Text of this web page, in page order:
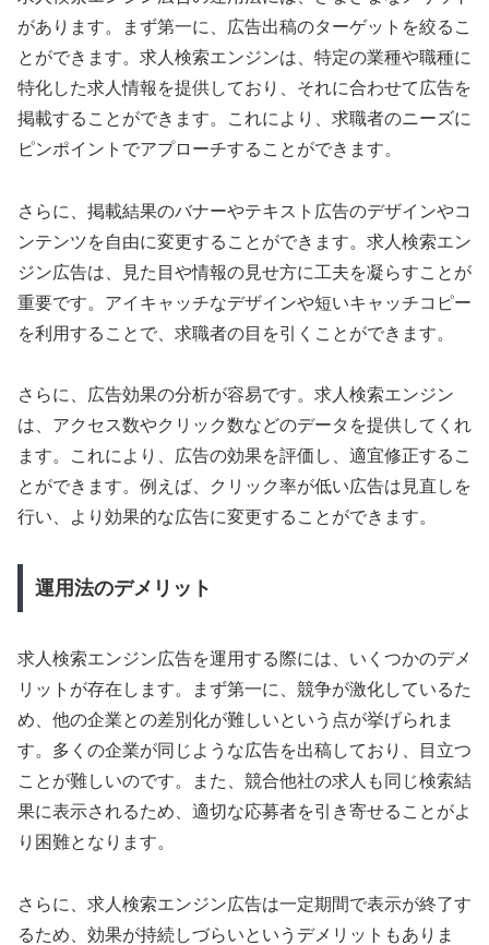
があります。まず第一に、広告出稿のターゲットを絞るこ
とができます。求人検索エンジンは、特定の業種や職種に
特化した求人情報を提供しており、それに合わせて広告を
掲載することができます。これにより、求職者のニーズに
ピンポイントでアプローチすることができます。
さらに、掲載結果のバナーやテキスト広告のデザインやコ
ンテンツを自由に変更することができます。求人検索エン
ジン広告は、見た目や情報の見せ方に工夫を凝らすことが
重要です。アイキャッチなデザインや短いキャッチコピー
を利用することで、求職者の目を引くことができます。
さらに、広告効果の分析が容易です。求人検索エンジン
は、アクセス数やクリック数などのデータを提供してくれ
ます。これにより、広告の効果を評価し、適宜修正するこ
とができます。例えば、クリック率が低い広告は見直しを
行い、より効果的な広告に変更することができます。
運用法のデメリット
求人検索エンジン広告を運用する際には、いくつかのデメ
リットが存在します。まず第一に、競争が激化しているた
め、他の企業との差別化が難しいという点が挙げられま
す。多くの企業が同じような広告を出稿しており、目立つ
ことが難しいのです。また、競合他社の求人も同じ検索結
果に表示されるため、適切な応募者を引き寄せることがよ
り困難となります。
さらに、求人検索エンジン広告は一定期間で表示が終了す
るため、効果が持続しづらいというデメリットもありま